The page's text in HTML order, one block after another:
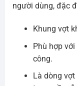
người dùng, đặc
Khung vợt
Phù hợp
công.
Là dòng